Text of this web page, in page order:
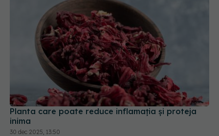
Planta care poate reduce inflamația și proteja
inima
30 dec 2025, 13:50